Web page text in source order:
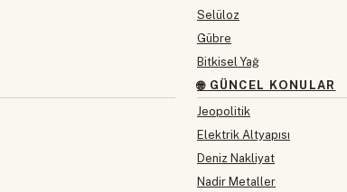
Selüloz
Gübre
Bitkisel Yağ
🌐 GÜNCEL KONULAR
Jeopolitik
Elektrik Altyapısı
Deniz Nakliyat
Nadir Metaller